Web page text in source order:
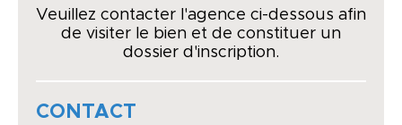
Veuillez contacter l'agence ci-dessous afin
de visiter le bien et de constituer un
dossier d'inscription.
CONTACT